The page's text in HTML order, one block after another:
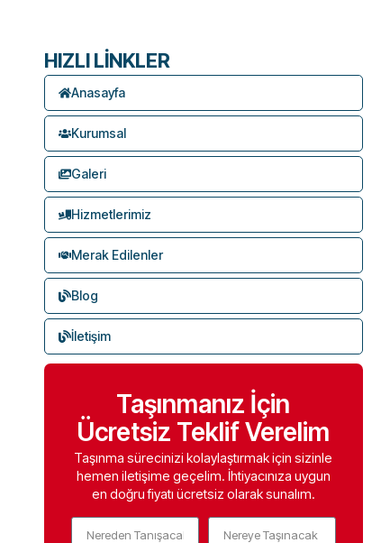
HIZLI LİNKLER
Anasayfa
Kurumsal
Galeri
Hizmetlerimiz
Merak Edilenler
Blog
İletişim
Taşınmanız İçin
Ücretsiz Teklif Verelim
Taşınma sürecinizi kolaylaştırmak için sizinle
hemen iletişime geçelim. İhtiyacınıza uygun
en doğru fiyatı ücretsiz olarak sunalım.